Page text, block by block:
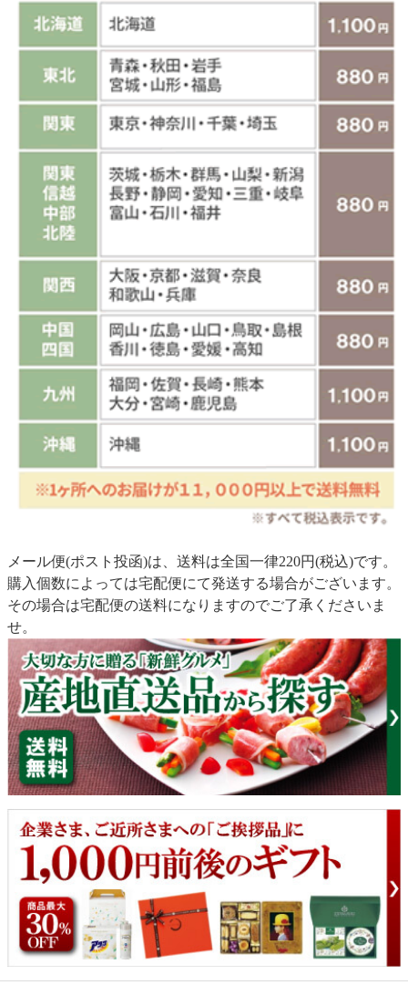
メール便(ポスト投函)は、送料は全国一律220円(税込)です。
購入個数によっては宅配便にて発送する場合がございます。
その場合は宅配便の送料になりますのでご了承くださいま
せ。